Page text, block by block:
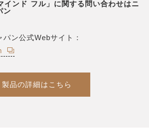
インド フル」に関する問い合わせはニ
ン
ン公式Webサイト：
製品の詳細はこちら